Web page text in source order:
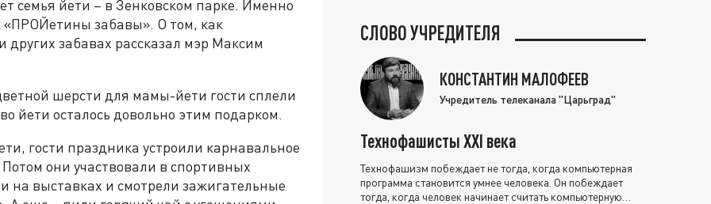
семья йети – в Зенковском парке. Именно
«ПРОЙетины забавы». О том, как
забавах рассказал мэр Максим
шерсти для мамы-йети гости сплели
йети осталось довольно этим подарком.
гости праздника устроили карнавальное
они участвовали в спортивных
на выставках и смотрели зажигательные
СЛОВО УЧРЕДИТЕЛЯ
КОНСТАНТИН МАЛОФЕЕВ
Учредитель телеканала "Царьград"
Технофашисты XXI века
Технофашизм побеждает не тогда, когда компьютерная
программа становится умнее человека. Он побеждает
тогда, когда человек начинает считать компьютерную